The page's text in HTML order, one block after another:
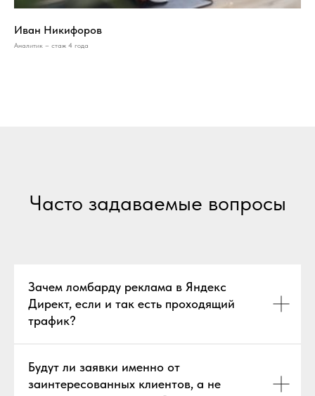
Иван Никифоров
Аналитик – стаж 4 года
Часто задаваемые вопросы
Зачем ломбарду реклама в Яндекс
Директ, если и так есть проходящий
трафик?
Будут ли заявки именно от
заинтересованных клиентов, а не